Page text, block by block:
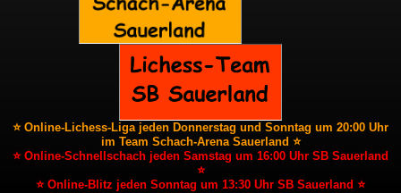
⭐ Online-Lichess-Liga jeden Donnerstag und Sonntag um 20:00 Uhr
im Team Schach-Arena Sauerland ⭐
⭐ Online-Schnellschach jeden Samstag um 16:00 Uhr SB Sauerland
⭐
⭐ Online-Blitz jeden Sonntag um 13:30 Uhr SB Sauerland ⭐